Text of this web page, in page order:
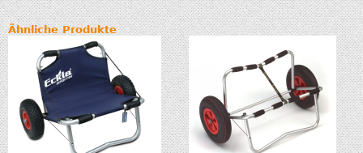
Ähnliche Produkte